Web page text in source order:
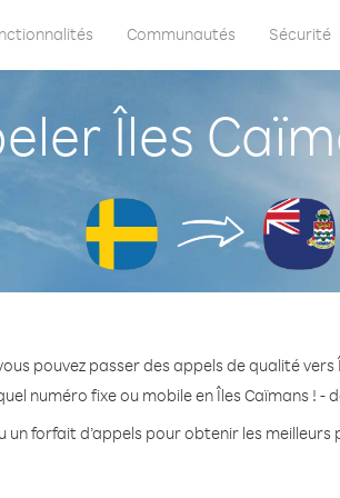
Communautés Sécurité
Îles
pouvez passer des appels de qualité vers
numéro fixe ou mobile en Îles Caïmans ! -
un forfait d’appels pour obtenir les meilleurs